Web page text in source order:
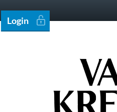
Login